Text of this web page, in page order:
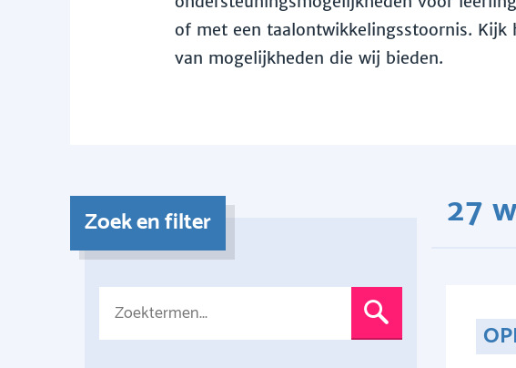
of met een taalontwikkelingsstoornis. Kijk
van mogelijkheden die wij bieden.
Zoek en filter 27